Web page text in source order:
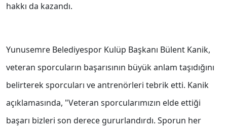
hakkı da kazandı.
Yunusemre Belediyespor Kulüp Başkanı Bülent Kanik,
veteran sporcuların başarısının büyük anlam taşıdığını
belirterek sporcuları ve antrenörleri tebrik etti. Kanik
açıklamasında, "Veteran sporcularımızın elde ettiği
başarı bizleri son derece gururlandırdı. Sporun her